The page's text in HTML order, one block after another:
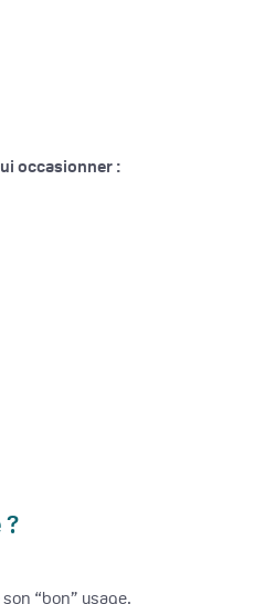
occasionner :
?
“bon” usage.